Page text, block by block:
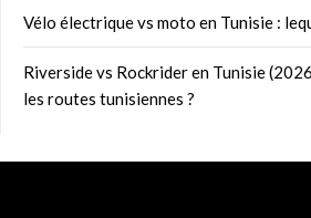
Vélo électrique vs moto en Tunisie :
Riverside vs Rockrider en Tunisie
les routes tunisiennes ?